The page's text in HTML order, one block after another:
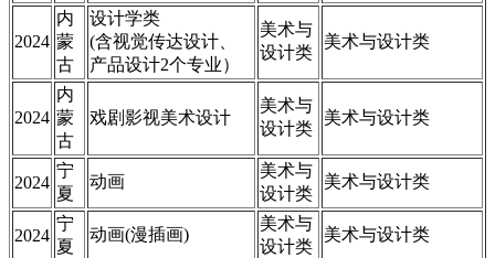
2024
内
蒙
古
设计学类
(含视觉传达设计、
产品设计2个专业）
美术与
设计类
美术与设计类
2024
内
蒙
古
戏剧影视美术设计
美术与
设计类
美术与设计类
2024
宁
夏
动画
美术与
设计类
美术与设计类
2024
宁
夏
动画(漫插画)
美术与
设计类
美术与设计类